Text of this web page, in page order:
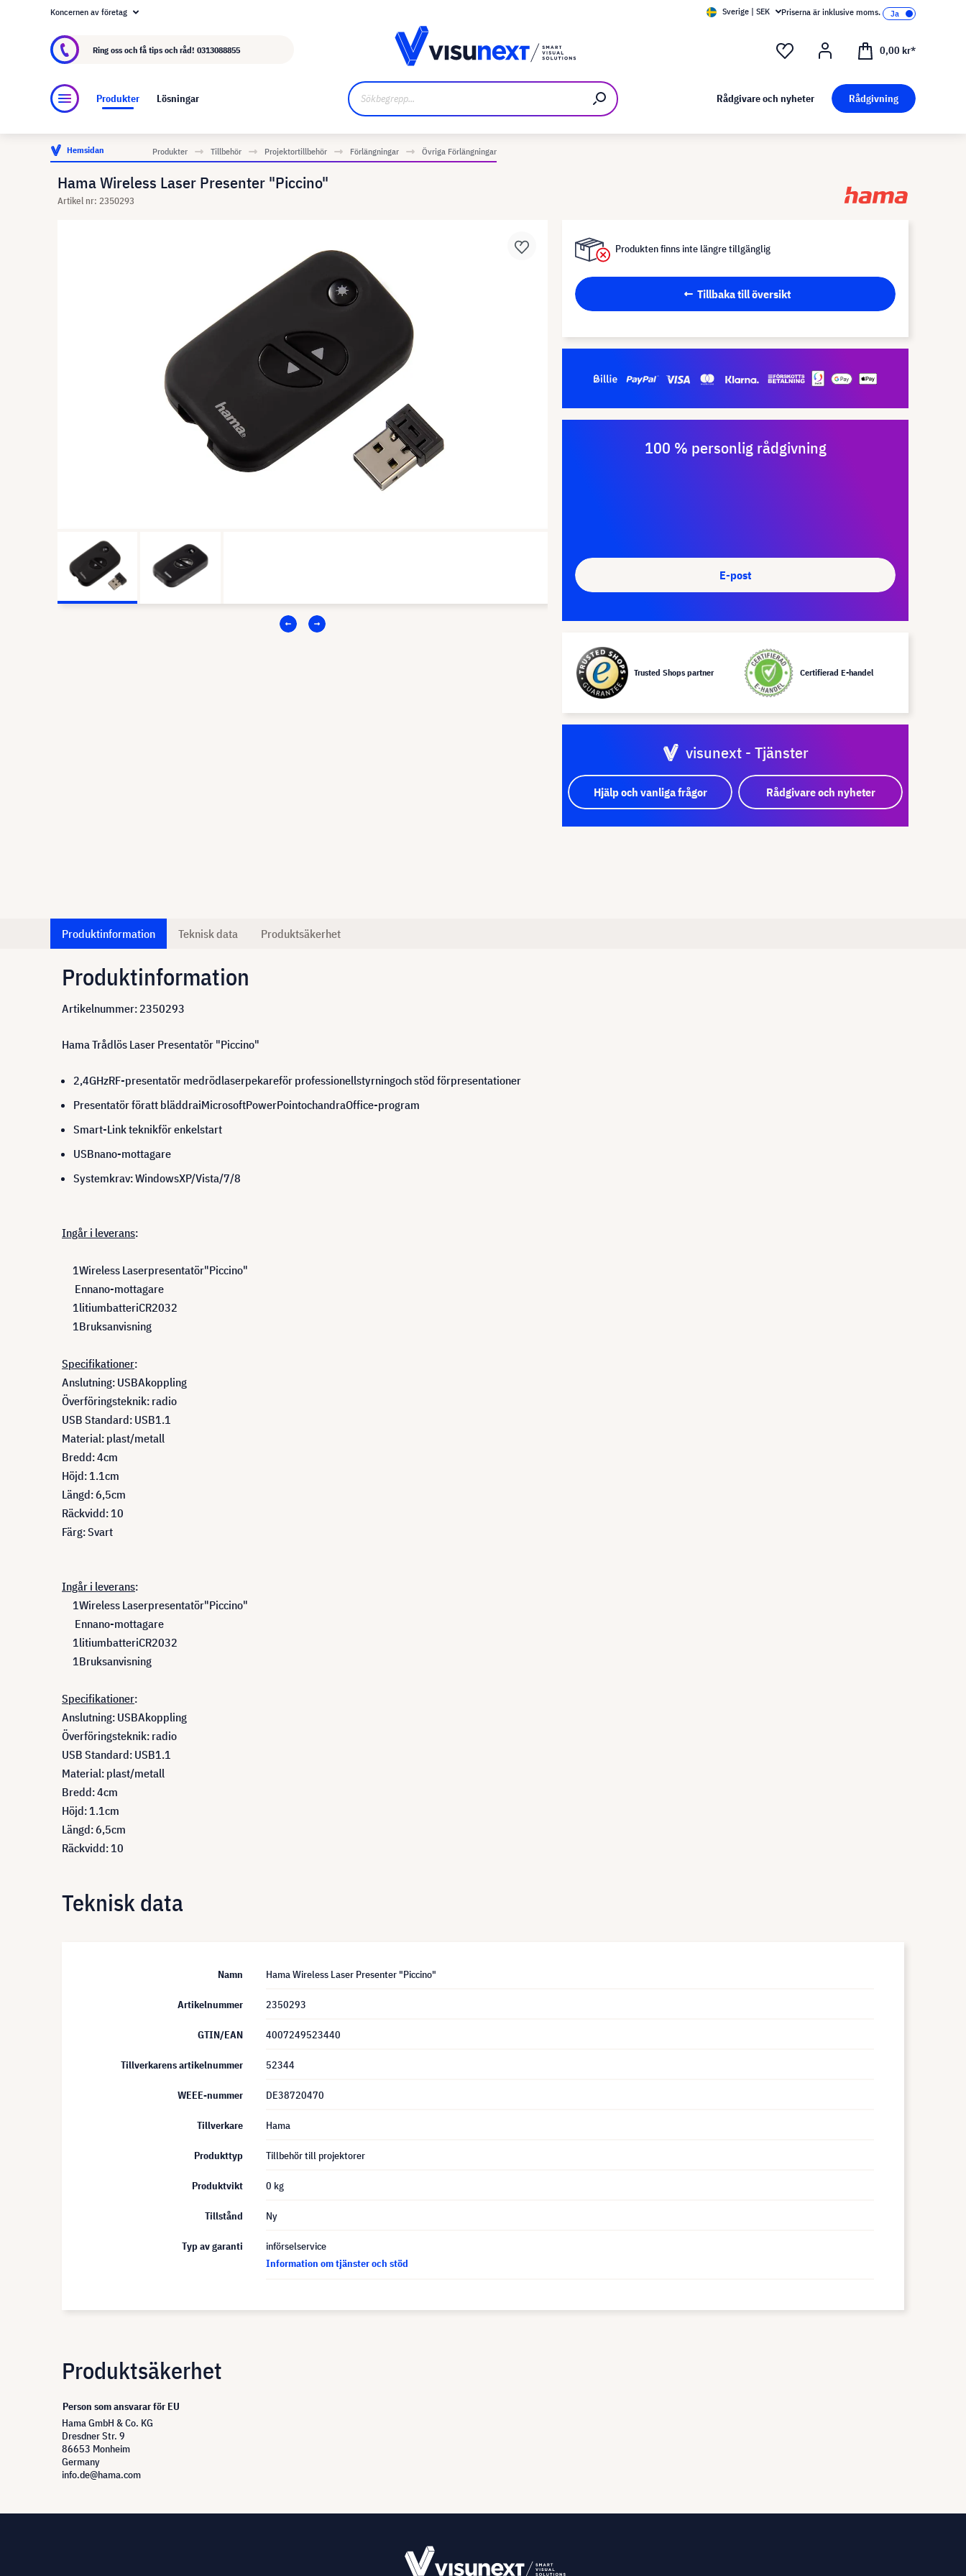
Om visunext.se
Koncernen av företag Sverige | SEK Priserna är inklusive moms.
Ring oss och få tips och råd! 0313088855 0,00 kr*
Produkter Lösningar Rådgivare och nyheter Rådgivning
Hemsidan Produkter Tillbehör Projektortillbehör Förlängningar Övriga Förlängningar
Hama Wireless Laser Presenter "Piccino"
Artikel nr: 2350293
Produkten finns inte längre tillgänglig
Tillbaka till översikt
100 % personlig rådgivning
E-post
Trusted Shops partner Certifierad E-handel
visunext - Tjänster
Hjälp och vanliga frågor Rådgivare och nyheter
Produktinformation Teknisk data Produktsäkerhet
Produktinformation
Artikelnummer: 2350293
Hama Trådlös Laser Presentatör "Piccino"
2,4GHzRF-presentatör medrödlaserpekareför professionellstyrningoch stöd förpresentationer
Presentatör föratt bläddraiMicrosoftPowerPointochandraOffice-program
Smart-Linkteknikför enkelstart
USBnano-mottagare
Systemkrav:WindowsXP/Vista/7/8
Ingår i leverans:
1Wireless Laserpresentatör"Piccino"
Ennano-mottagare
1litiumbatteriCR2032
1Bruksanvisning
Specifikationer:
Anslutning: USBAkoppling
Överföringsteknik: radio
USB Standard: USB1.1
Material: plast/metall
Bredd:4cm
Höjd: 1.1cm
Längd:6,5cm
Räckvidd: 10
Färg: Svart
Ingår i leverans:
1Wireless Laserpresentatör"Piccino"
Ennano-mottagare
1litiumbatteriCR2032
1Bruksanvisning
Specifikationer:
Anslutning: USBAkoppling
Överföringsteknik: radio
USB Standard: USB1.1
Material: plast/metall
Bredd:4cm
Höjd: 1.1cm
Längd:6,5cm
Räckvidd: 10
Teknisk data
Namn Hama Wireless Laser Presenter "Piccino"
Artikelnummer 2350293
GTIN/EAN 4007249523440
Tillverkarens artikelnummer 52344
WEEE-nummer DE38720470
Tillverkare Hama
Produkttyp Tillbehör till projektorer
Produktvikt 0 kg
Tillstånd Ny
Typ av garanti
införselservice
Information om tjänster och stöd
Produktsäkerhet
Person som ansvarar för EU
Hama GmbH & Co. KG
Dresdner Str. 9
86653 Monheim
Germany
info.de@hama.com